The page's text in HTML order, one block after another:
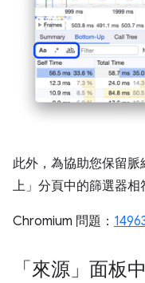
此外，為協助您保留
上」 分頁中的篩選器相
Chromium 問題：
「來源」面板